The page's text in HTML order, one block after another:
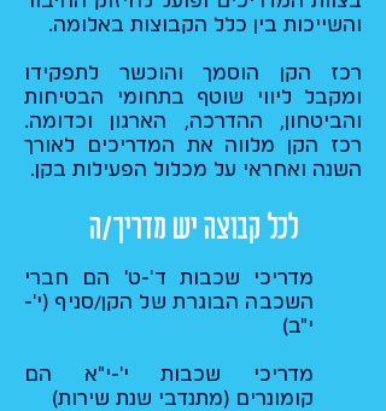
והשייכות בין כלל הקבוצות באלומה.​
רכז הקן הוסמך והוכשר לתפקידו
ומקבל ליווי שוטף בתחומי הבטיחות
והביטחון, ההדרכה, הארגון וכדומה.
רכז הקן מלווה את המדריכים לאורך
השנה ואחראי על מכלול הפעילות בקן.
לכל קבוצה יש מדריך/ה
מדריכי שכבות ד'-ט' הם חברי
השכבה הבוגרת של הקן/סניף (י'-
י"ב)
מדריכי שכבות י'-י"א הם
קומונרים (מתנדבי שנת שירות)